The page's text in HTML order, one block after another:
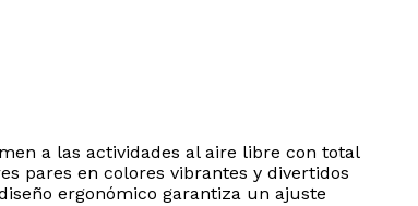
a las actividades al aire libre con total
pares en colores vibrantes y divertidos
ergonómico garantiza un ajuste